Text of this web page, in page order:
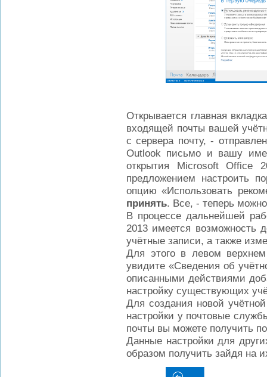
Открывается главная
входящей почты вашей
с сервера почту, -
Outlook письмо и вашу
открытия Microsoft Office
предложением настроить
опцию «Использовать
принять. Все, - теперь
В процессе дальнейшей
2013 имеется возможность
учётные записи, а также
Для этого в левом
увидите «Сведения об
описанными действиями
настройку существующих
Для создания новой
настройки у почтовые
почты вы можете получить
Данные настройки для
образом получить зайдя на